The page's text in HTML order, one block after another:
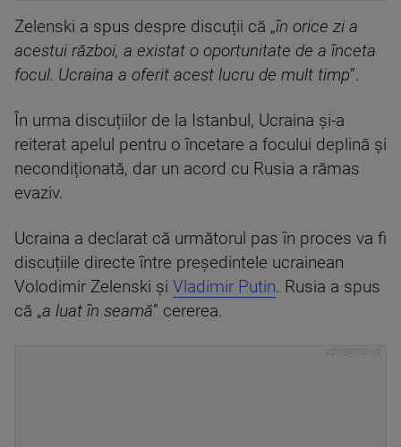
Zelenski a spus despre discuții că „în orice zi a
acestui război, a existat o oportunitate de a înceta
focul. Ucraina a oferit acest lucru de mult timp”.
În urma discuțiilor de la Istanbul, Ucraina și-a
reiterat apelul pentru o încetare a focului deplină și
necondiționată, dar un acord cu Rusia a rămas
evaziv.
Ucraina a declarat că următorul pas în proces va fi
discuțiile directe între președintele ucrainean
Volodimir Zelenski și Vladimir Putin. Rusia a spus
că „a luat în seamă” cererea.